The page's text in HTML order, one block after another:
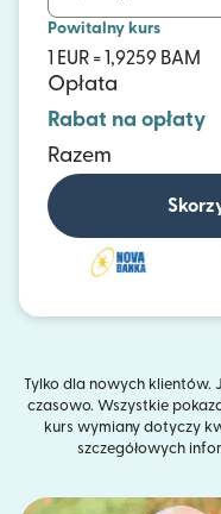
Powitalny kurs
1 EUR = 1,9259 BAM
Opłata
Rabat na opłaty
Razem
Tylko dla nowych klientów.
czasowo. Wszystkie
kurs wymiany dotyczy
szczegółowych